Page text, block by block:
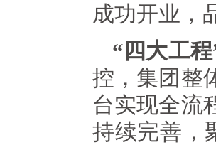
成功开业，
“四大工
控，集团整
台实现全流
持续完善，